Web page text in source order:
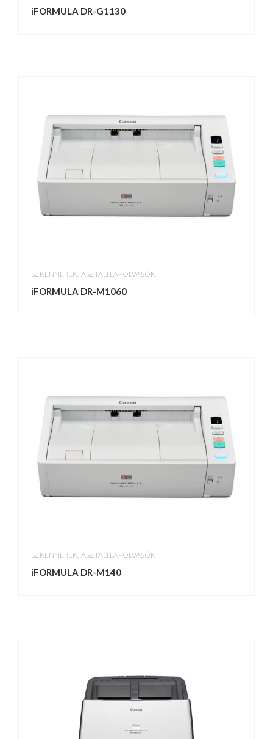
iFORMULA DR-G1130
SZKENNEREK ASZTALI LAPOLVASÓK
iFORMULA DR-M1060
SZKENNEREK ASZTALI LAPOLVASÓK
iFORMULA DR-M140